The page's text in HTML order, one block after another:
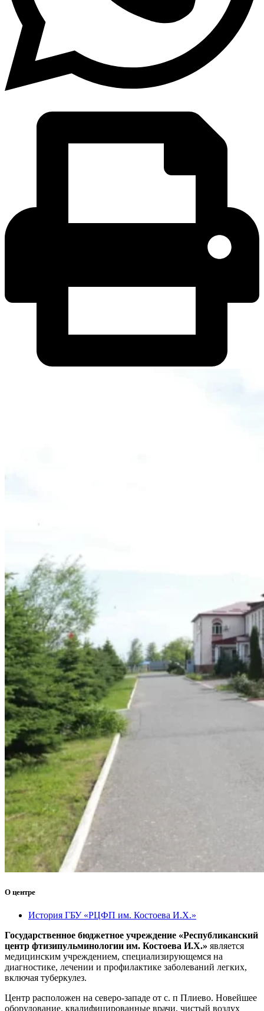
О центре
История ГБУ «РЦФП им. Костоева И.Х.»
Государственное бюджетное учреждение «Республиканский
центр фтизипульминологии им. Костоева И.Х.» является
медицинским учреждением, специализирующемся на
диагностике, лечении и профилактике заболеваний легких,
включая туберкулез.
Центр расположен на северо-западе от с. п Плиево. Новейшее
оборудование, квалифицированные врачи, чистый воздух